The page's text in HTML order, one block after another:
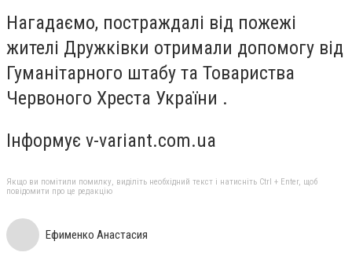
Нагадаємо, постраждалі від пожежі
жителі Дружківки отримали допомогу від
Гуманітарного штабу та Товариства
Червоного Хреста України .
Інформує v-variant.com.ua
Якщо ви помітили помилку, виділіть необхідний текст і натисніть Ctrl + Enter, щоб
повідомити про це редакцію
Ефименко Анастасия